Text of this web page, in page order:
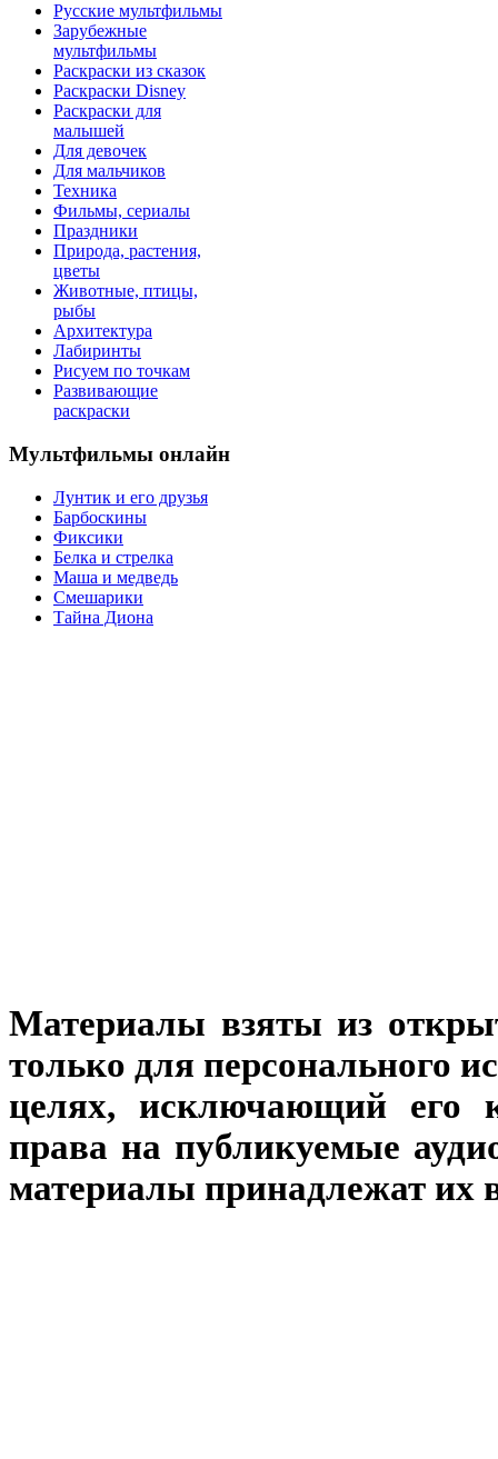
Русские мультфильмы
Зарубежные
мультфильмы
Раскраски из сказок
Раскраски Disney
Раскраски для
малышей
Для девочек
Для мальчиков
Техника
Фильмы, сериалы
Праздники
Природа, растения,
цветы
Животные, птицы,
рыбы
Архитектура
Лабиринты
Рисуем по точкам
Развивающие
раскраски
Мультфильмы онлайн
Лунтик и его друзья
Барбоскины
Фиксики
Белка и стрелка
Маша и медведь
Смешарики
Тайна Диона
Материалы взяты из
только для персонального
целях, исключающий его
права на публикуемые
материалы принадлежат их